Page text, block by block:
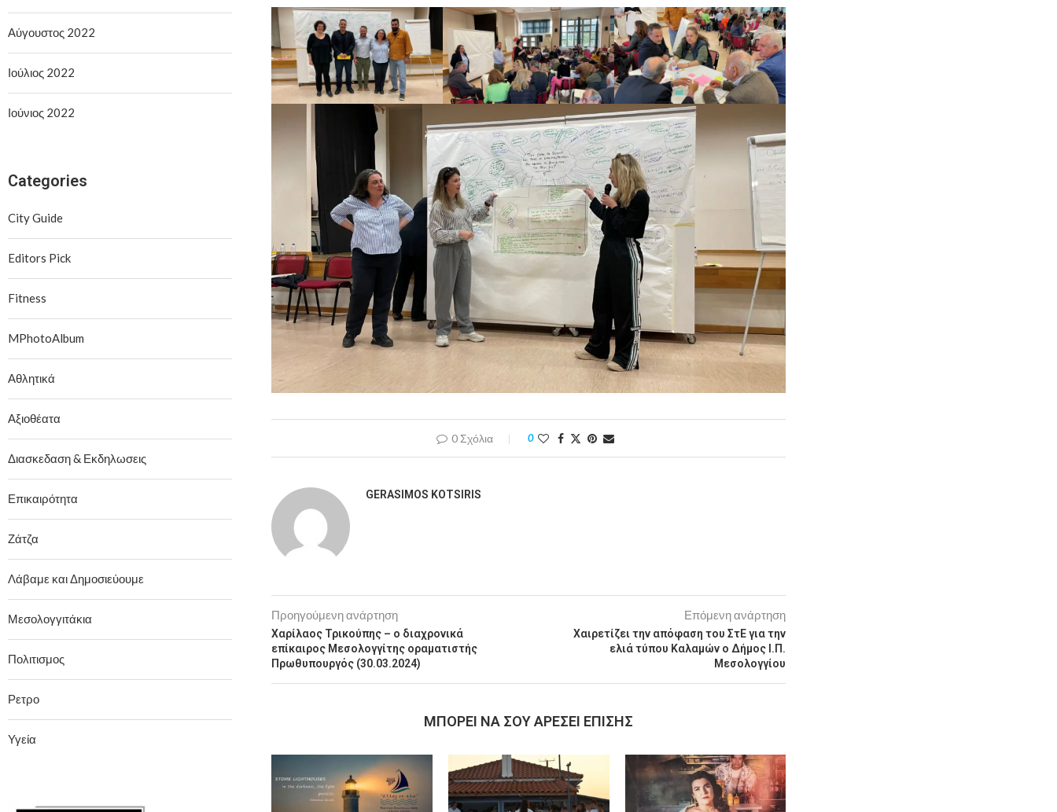
0 Σχόλια 0
GERASIMOS KOTSIRIS
Προηγούμενη ανάρτηση
Χαρίλαος Τρικούπης – ο διαχρονικά
επίκαιρος Μεσολογγίτης οραματιστής
Πρωθυπουργός (30.03.2024)
Επόμενη ανάρτηση
Χαιρετίζει την απόφαση του ΣτΕ για την
ελιά τύπου Καλαμών ο Δήμος Ι.Π.
Μεσολογγίου
MΠΟΡΕΊ ΝΑ ΣΟΥ ΑΡΈΣΕΙ ΕΠΊΣΗΣ
Αύγουστος 2022
Ιούλιος 2022
Ιούνιος 2022
Categories
City Guide
Editors Pick
Fitness
MPhotoAlbum
Αθλητικά
Αξιοθέατα
Διασκεδαση & Εκδηλωσεις
Επικαιρότητα
Ζάτζα
Λάβαμε και Δημοσιεύουμε
Μεσολογγιτάκια
Πολιτισμος
Ρετρο
Υγεία